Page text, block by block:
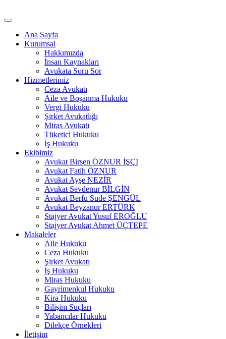
atla
Ana Sayfa
Kurumsal
Hakkımızda
İnsan Kaynakları
Avukata Soru Sor
Hizmetlerimiz
Ceza Avukatı
Aile ve Boşanma Hukuku
Vergi Hukuku
Şirket Avukatlığı
Miras Avukatı
Tüketici Hukuku
İş Hukuku
Ekibimiz
Avukat Birsen ÖZNUR İŞÇİ
Avukat Fatih ÖZNUR
Avukat Ayşe NEZİR
Avukat Sevdenur BİLGİN
Avukat Berfu Sude ŞENGÜL
Avukat Beyzanur ERTÜRK
Stajyer Avukat Yusuf EROĞLU
Stajyer Avukat Ahmet ÜÇTEPE
Makaleler
Aile Hukuku
Ceza Hukuku
Şirket Avukatı
İş Hukuku
Miras Hukuku
Gayrimenkul Hukuku
Kira Hukuku
Bilişim Suçları
Yabancılar Hukuku
Dilekçe Örnekleri
İletişim